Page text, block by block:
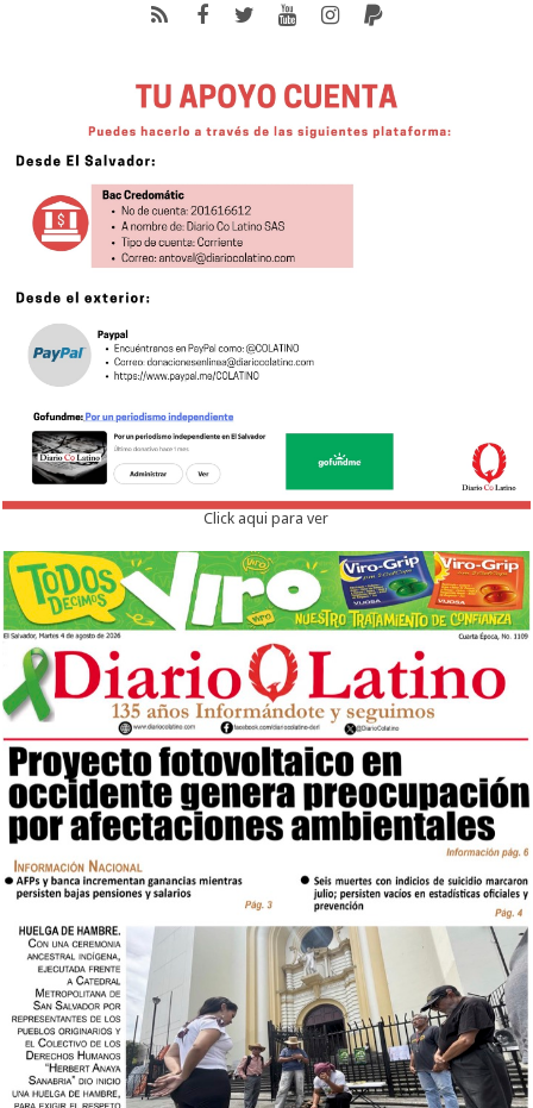
Click aqui para ver